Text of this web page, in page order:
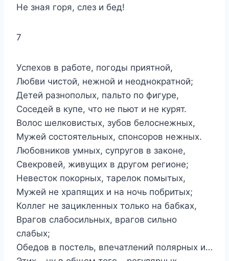
Не зная горя, слез и бед!
7
Успехов в работе, погоды приятной,
Любви чистой, нежной и неоднократной;
Детей разнополых, пальто по фигуре,
Соседей в купе, что не пьют и не курят.
Волос шелковистых, зубов белоснежных,
Мужей состоятельных, спонсоров нежных.
Любовников умных, супругов в законе,
Свекровей, живущих в другом регионе;
Невесток покорных, тарелок помытых,
Мужей не храпящих и на ночь побритых;
Коллег не зацикленных только на бабках,
Врагов слабосильных, врагов сильно
слабых;
Обедов в постель, впечатлений полярных и…